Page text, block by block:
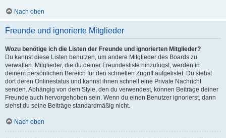
Nach oben
Freunde und ignorierte Mitglieder
Wozu benötige ich die Listen der Freunde und ignorierten Mitglieder?
Du kannst diese Listen benutzen, um andere Mitglieder des Boards zu
verwalten. Mitglieder, die du deiner Freundesliste hinzufügst, werden in
deinem persönlichen Bereich für den schnellen Zugriff aufgelistet. Du siehst
dort deren Onlinestatus und kannst ihnen schnell eine Private Nachricht
senden. Abhängig von dem Style, den du verwendest, können Beiträge deiner
Freunde auch hervorgehoben sein. Wenn du einen Benutzer ignorierst, dann
siehst du seine Beiträge standardmäßig nicht.
Nach oben